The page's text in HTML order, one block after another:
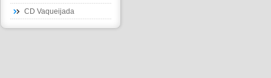
CD Vaqueijada